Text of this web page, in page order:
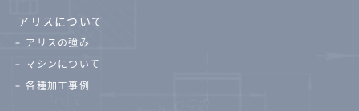
アリスについて
アリスの強み
マシンについて
各種加工事例